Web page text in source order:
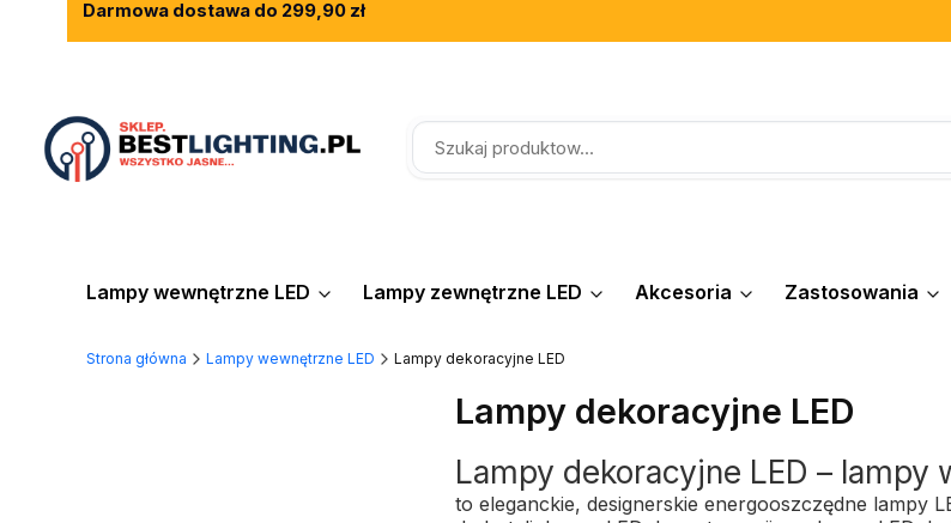
Darmowa dostawa do 299,90 zł
Rewelacyjne opinie klientów
Fachowe doradztwo
Lampy wewnętrzne LED Lampy zewnętrzne LED Akcesoria Zastosowania
Strona główna Lampy wewnętrzne LED Lampy dekoracyjne LED
Lampy dekoracyjne LED
Lampy dekoracyjne LED – lampy
to eleganckie, designerskie energooszczędne lampy